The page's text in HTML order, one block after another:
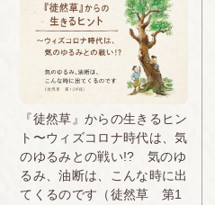
『徒然草』からの生きるヒン
ト〜ウィズコロナ時代は、気
のゆるみとの戦い!? 気のゆ
るみ、油断は、こんな時に出
てくるのです（徒然草 第1